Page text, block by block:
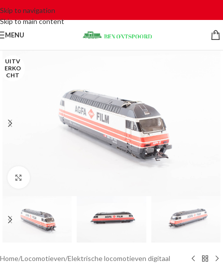
Skip to navigation
Skip to main content
MENU
UITV
ERKO
CHT
Home/Locomotieven/Elektrische locomotieven digitaal